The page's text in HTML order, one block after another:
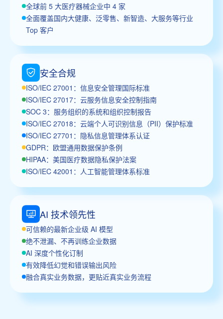
全球前 5 大医疗器械企业中 4 家
全面覆盖国内大健康、泛零售、新智造、大服务等行业
Top 客户
安全合规
ISO/IEC 27001：信息安全管理国际标准
ISO/IEC 27017：云服务信息安全控制指南
SOC 3：服务组织的系统和组织控制报告
ISO/IEC 27018：云端个人可识别信息（PII）保护标准
ISO/IEC 27701：隐私信息管理体系认证
GDPR：欧盟通用数据保护条例
HIPAA：美国医疗数据隐私保护法案
ISO/IEC 42001：人工智能管理体系标准
AI 技术领先性
可信赖的最新企业级 AI 模型
绝不泄漏、不再训练企业数据
AI 深度个性化订制
有效降低幻觉和错误输出风险
融合真实业务数据，更贴近真实业务流程